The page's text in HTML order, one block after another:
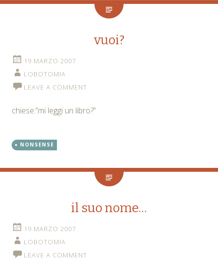
vuoi?
19 MARZO 2007
LOBOTOMIA
LEAVE A COMMENT
chiese:”mi leggi un libro?”
NONSENSE
il suo nome…
19 MARZO 2007
LOBOTOMIA
LEAVE A COMMENT